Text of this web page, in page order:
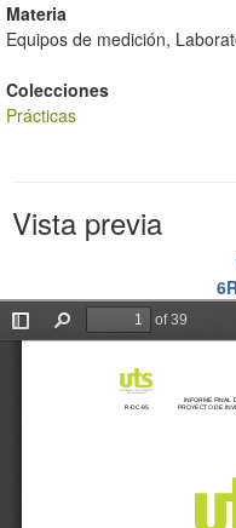
Materia
Equipos de medición,
Colecciones
Prácticas
Vista previa